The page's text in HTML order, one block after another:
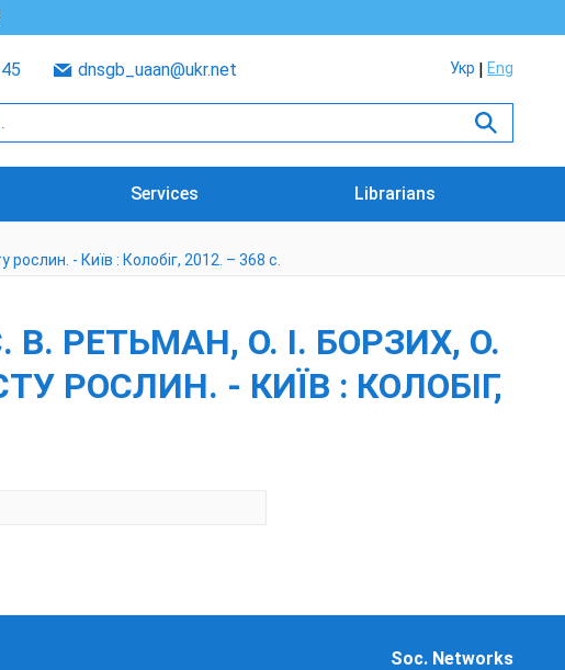
dnsgb_uaan@ukr.net Укр Eng
Services Librarians
- Київ : Колобіг, 2012. – 368 с.
В. РЕТЬМАН, О. І. БОРЗИХ, О.
РОСЛИН. - КИЇВ : КОЛОБІГ,
Soc. Networks